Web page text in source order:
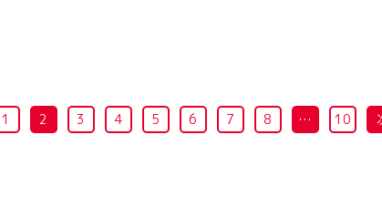
1 2 3 4 5 6 7 8 … 10